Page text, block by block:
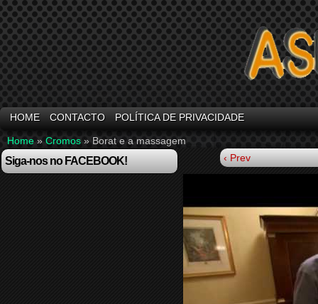
HOME CONTACTO POLÍTICA DE PRIVACIDADE
Home » Cromos » Borat e a massagem
Siga-nos no FACEBOOK! ‹ Prev